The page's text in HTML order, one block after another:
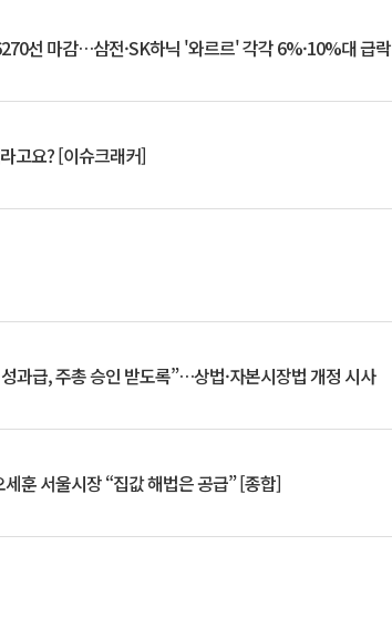
선 마감…삼전·SK하닉 '와르르' 각각 6%·10%대 급락
고요? [이슈크래커]
과급, 주총 승인 받도록”…상법·자본시장법 개정 시사
훈 서울시장 “집값 해법은 공급” [종합]